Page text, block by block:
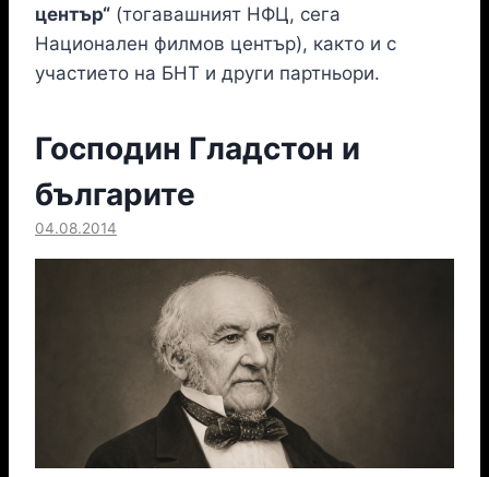
център“ (тогавашният НФЦ, сега
Национален филмов център), както и с
участието на БНТ и други партньори.
Господин Гладстон и
българите
04.08.2014